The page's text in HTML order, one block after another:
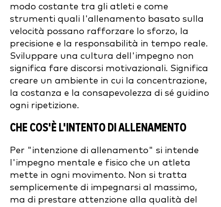
modo costante tra gli atleti e come
strumenti quali l'allenamento basato sulla
velocità possano rafforzare lo sforzo, la
precisione e la responsabilità in tempo reale.
Sviluppare una cultura dell'impegno non
significa fare discorsi motivazionali. Significa
creare un ambiente in cui la concentrazione,
la costanza e la consapevolezza di sé guidino
ogni ripetizione.
CHE COS'È L'INTENTO DI ALLENAMENTO
Per "intenzione di allenamento" si intende
l'impegno mentale e fisico che un atleta
mette in ogni movimento. Non si tratta
semplicemente di impegnarsi al massimo,
ma di prestare attenzione alla qualità del